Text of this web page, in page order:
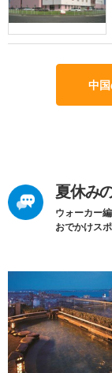
中
夏休み
ウォーカー
おでかけス